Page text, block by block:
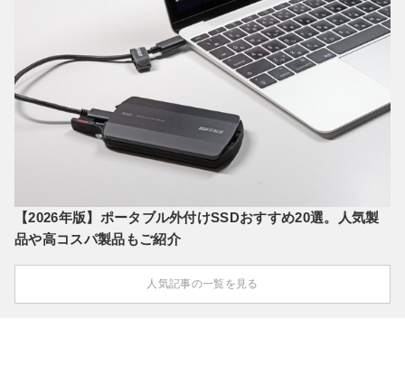
【2026年版】ポータブル外付けSSDおすすめ20選。人気製
品や高コスパ製品もご紹介
人気記事の一覧を見る